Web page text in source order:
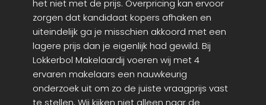
het niet met de prijs. Overpricing kan ervoor
zorgen dat kandidaat kopers afhaken en
uiteindelijk ga je misschien akkoord met een
lagere prijs dan je eigenlijk had gewild. Bij
Lokkerbol Makelaardij voeren wij met 4
ervaren makelaars een nauwkeurig
onderzoek uit om zo de juiste vraagprijs vast